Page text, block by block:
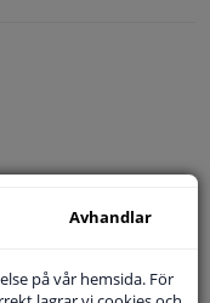
Telefon
Avhandlar
på vår hemsida. För